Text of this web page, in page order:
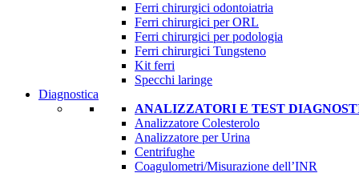
Ferri chirurgici odontoiatria
Ferri chirurgici per ORL
Ferri chirurgici per podologia
Ferri chirurgici Tungsteno
Kit ferri
Specchi laringe
Diagnostica
ANALIZZATORI E TEST
Analizzatore Colesterolo
Analizzatore per Urina
Centrifughe
Coagulometri/Misurazione dell’INR